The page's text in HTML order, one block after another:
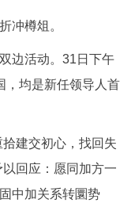
冲樽俎。
边活动。31日下午
，均是新任领导人首
建交初心，找回失
回应：愿同加方一
中加关系转圜势